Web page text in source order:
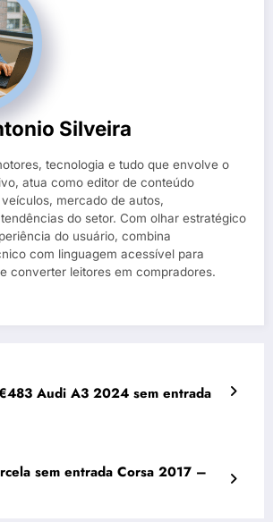
Silveira
tecnologia e tudo que envolve o
atua como editor de conteúdo
mercado de autos,
do setor. Com olhar estratégico
do usuário, combina
com linguagem acessível para
converter leitores em compradores.
Audi A3 2024 sem entrada
sem entrada Corsa 2017 –